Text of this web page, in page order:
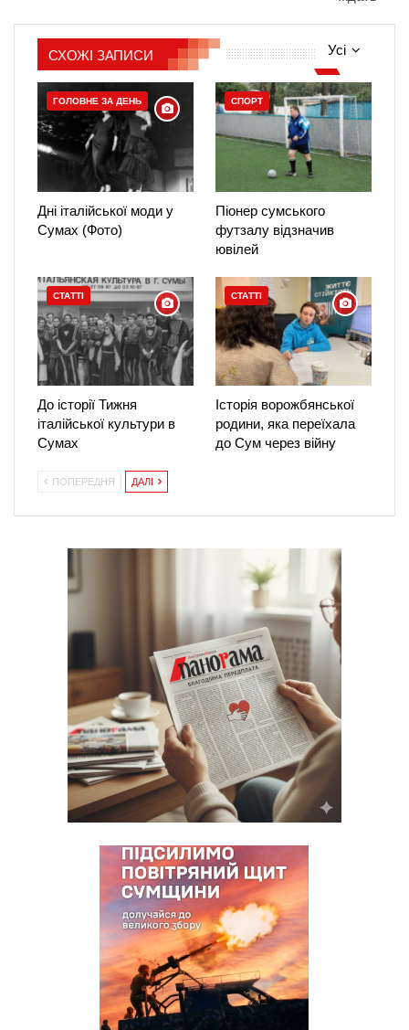
Усі
СХОЖІ ЗАПИСИ
ГОЛОВНЕ ЗА ДЕНЬ
Дні італійської моди у
Сумах (Фото)
СПОРТ
Піонер сумського
футзалу відзначив
ювілей
СТАТТІ
До історії Тижня
італійської культури в
Сумах
СТАТТІ
Історія ворожбянської
родини, яка переїхала
до Сум через війну
ПОПЕРЕДНЯ ДАЛІ